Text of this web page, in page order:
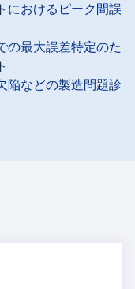
におけるピーク間誤
の最大誤差特定のた
陥などの製造問題診